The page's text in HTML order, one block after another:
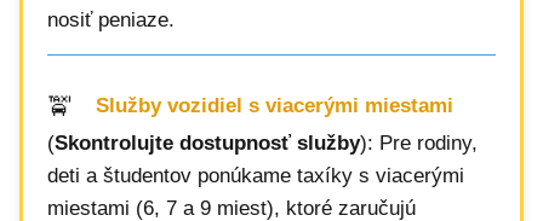
nosiť peniaze.
Služby vozidiel s viacerými miestami
(Skontrolujte dostupnosť služby): Pre rodiny,
deti a študentov ponúkame taxíky s viacerými
miestami (6, 7 a 9 miest), ktoré zaručujú